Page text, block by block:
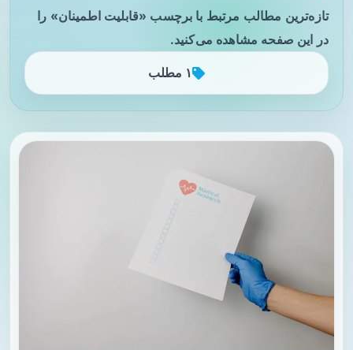
تازه‌ترین مطالب مرتبط با برچسب «قابلیت اطمینان» را
در این صفحه مشاهده می‌کنید.
۱ مطلب